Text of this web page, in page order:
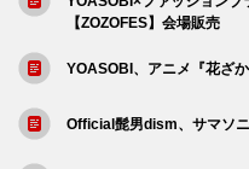
【ZOZOFES】会場販売
YOASOBI、アニメ『花ざ
Official髭男dism、サマソ